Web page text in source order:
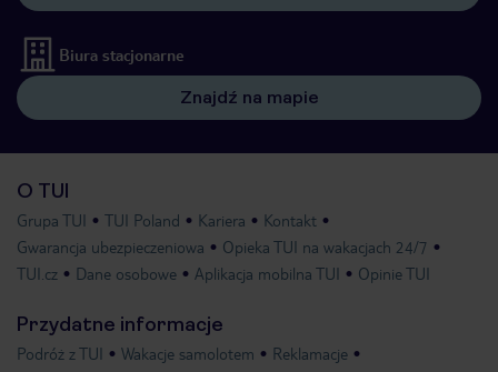
Biura stacjonarne
Znajdź na mapie
O TUI
Grupa TUI TUI Poland Kariera
Kontakt
Gwarancja ubezpieczeniowa
Opieka TUI na wakacjach 24/7
TUI.cz
Dane osobowe Aplikacja mobilna TUI Opinie TUI
Przydatne informacje
Podróż z TUI Wakacje samolotem
Reklamacje